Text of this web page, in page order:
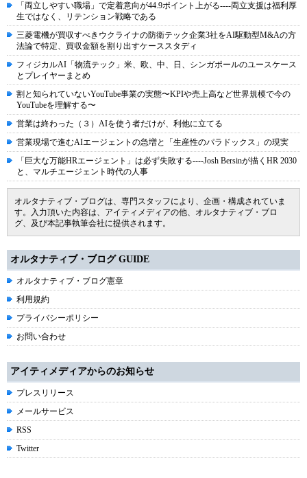
「両立しやすい職場」で定着意向が44.9ポイント上がる----両立支援は福利厚
生ではなく、リテンション戦略である
三菱電機が買収すべきウクライナの防衛テック企業3社をAI駆動型M&Aの方
法論で特定、買収金額を割り出すケーススタディ
フィジカルAI「物流テック」米、欧、中、日、シンガポールのユースケース
とプレイヤーまとめ
割と知られていないYouTube事業の実態〜KPIや売上高など世界規模で今の
YouTubeを理解する〜
営業は終わった（３）AIを使う者だけが、利他に立てる
営業現場で進むAIエージェントの急増と「生産性のパラドックス」の現実
「巨大な万能HRエージェント」は必ず失敗する----Josh Bersinが描くHR 2030
と、マルチエージェント時代の人事
オルタナティブ・ブログは、専門スタッフにより、企画・構成されていま
す。入力頂いた内容は、アイティメディアの他、オルタナティブ・ブロ
グ、及び本記事執筆会社に提供されます。
オルタナティブ・ブログ GUIDE
オルタナティブ・ブログ憲章
利用規約
プライバシーポリシー
お問い合わせ
アイティメディアからのお知らせ
プレスリリース
メールサービス
RSS
Twitter